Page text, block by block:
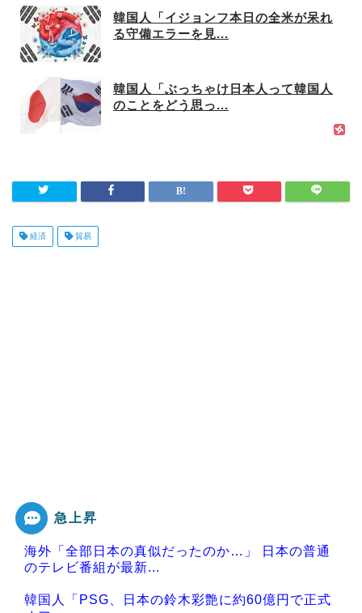
韓国人「イジョンフ本日の全米が呆れ
る守備エラーを見...
韓国人「ぶっちゃけ日本人って韓国人
のことをどう思っ...
経済 貿易
急上昇
海外「全部日本の真似だったのか…」 日本の普通
のテレビ番組が最新...
韓国人「PSG、日本の鈴木彩艶に約60億円で正式